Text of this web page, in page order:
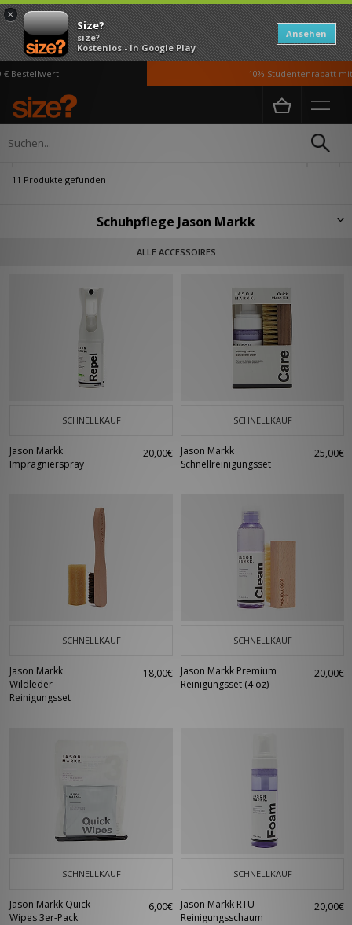
×
Size?
size?
Kostenlos - In Google Play
Ansehen
10% Studentenrabatt mit
Home Herren
11 Produkte gefunden
Schuhpflege Jason Markk
ALLE ACCESSOIRES
kits wurde in Kalifornien von seinem Namensvetter Jason Mark Angsuvarn
Zustand halten möchten. Die Marke bietet eine Reihe hochwertiger
Schuhreiniger und wasserabweisender Sprays, kombiniert mit
Wildlederbürsten und Schnellwischtüchern für unterwegs, und bietet so
ein Höchstmaß an Schuhpflegeprävention und -schutz.
SCHNELLKAUF
Jason Markk
Imprägnierspray
20,00€
SCHNELLKAUF
Jason Markk
Schnellreinigungsset
25,00€
SCHNELLKAUF
Jason Markk
Wildleder-
Reinigungsset
18,00€
SCHNELLKAUF
Jason Markk Premium
Reinigungsset (4 oz)
20,00€
SCHNELLKAUF
Jason Markk Quick
Wipes 3er-Pack
6,00€
SCHNELLKAUF
Jason Markk RTU
Reinigungsschaum
20,00€